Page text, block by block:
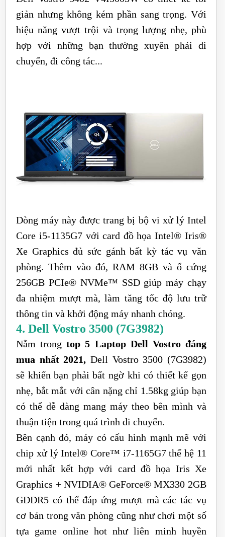
giản nhưng không kém phần sang trọng. Với
hiệu năng vượt trội và trọng lượng nhẹ, phù
hợp với những bạn thường xuyên phải di
chuyển, đi công tác...
Dòng máy này được trang bị bộ vi xử lý Intel
Core i5-1135G7 với card đồ họa Intel® Iris®
Xe Graphics đủ sức gánh bất kỳ tác vụ văn
phòng. Thêm vào đó, RAM 8GB và ổ cứng
256GB PCIe® NVMe™ SSD giúp máy chạy
đa nhiệm mượt mà, làm tăng tốc độ lưu trữ
thông tin và khởi động máy nhanh chóng.
4. Dell Vostro 3500 (7G3982)
Nằm trongtop 5 Laptop Dell Vostro đáng
mua nhất 2021, Dell Vostro 3500 (7G3982)
sẽ khiến bạn phải bất ngờ khi có thiết kế gọn
nhẹ, bắt mắt với cân nặng chỉ 1.58kg giúp bạn
có thể dễ dàng mang máy theo bên mình và
thuận tiện trong quá trình di chuyển.
Bên cạnh đó, máy có cấu hình mạnh mẽ với
chip xử lý Intel® Core™ i7-1165G7 thế hệ 11
mới nhất kết hợp với card đồ họa Iris Xe
Graphics + NVIDIA® GeForce® MX330 2GB
GDDR5 có thể đáp ứng mượt mà các tác vụ
cơ bản trong văn phòng cũng như chơi một số
tựa game online hot như liên minh huyền